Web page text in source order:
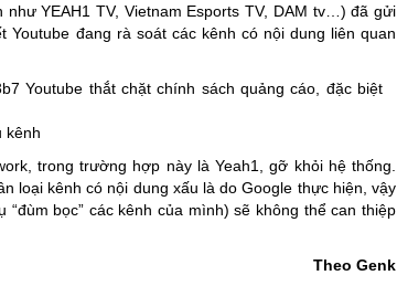
YEAH1 TV, Vietnam Esports TV, DAM tv…) đã gửi
Youtube đang rà soát các kênh có nội dung liên quan
kênh
trong trường hợp này là Yeah1, gỡ khỏi hệ thống.
loại kênh có nội dung xấu là do Google thực hiện, vậy
bọc” các kênh của mình) sẽ không thể can thiệp
Theo Genk